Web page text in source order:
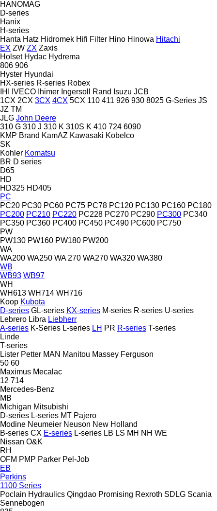
HANOMAG
D-series
Hanix
H-series
Hanta Hatz Hidromek Hifi Filter Hino Hinowa Hitachi
EX ZW ZX Zaxis
Holset Hydac Hydrema
806 906
Hyster Hyundai
HX-series R-series Robex
IHI
IVECO Ihimer Ingersoll Rand Isuzu JCB
1CX 2CX 3CX 4CX 5CX 110 411 926 930 8025 G-Series JS
JZ TM
JLG John Deere
310 G 310 J 310 K 310S K 410 724 6090
KMP Brand KamAZ Kawasaki Kobelco
SK
Kohler Komatsu
BR D series
D65
HD
HD325 HD405
PC
PC20 PC30 PC60 PC75 PC78 PC120 PC130 PC160 PC180
PC200 PC210 PC220 PC228 PC270 PC290 PC300 PC340
PC350 PC360 PC400 PC450 PC490 PC600 PC750
PW
PW130 PW160 PW180 PW200
WA
WA200 WA250 WA 270 WA270 WA320 WA380
WB
WB93 WB97
WH
WH613 WH714 WH716
Koop Kubota
D-series GL-series KX-series M-series R-series U-series
Lebrero Libra Liebherr
A-series K-Series L-series LH PR R-series T-series
Linde
T-series
Lister Petter MAN Manitou Massey Ferguson
50 60
Maximus Mecalac
12 714
Mercedes-Benz
MB
Michigan Mitsubishi
D-series L-series MT Pajero
Modine Neumeier Neuson New Holland
B-series CX E-series L-series LB LS MH NH WE
Nissan O&K
RH
OFM PMP Parker Pel-Job
EB
Perkins
1100 Series
Poclain Hydraulics Qingdao Promising Rexroth SDLG Scania
Sennebogen